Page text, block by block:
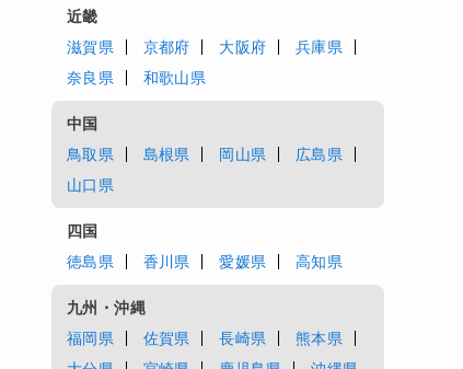
近畿
滋賀県
京都府 大阪府
兵庫県
奈良県
和歌山県
中国
鳥取県
島根県 岡山県
広島県
山口県
四国
徳島県
香川県 愛媛県 高知県
九州・沖縄
福岡県
佐賀県 長崎県
熊本県